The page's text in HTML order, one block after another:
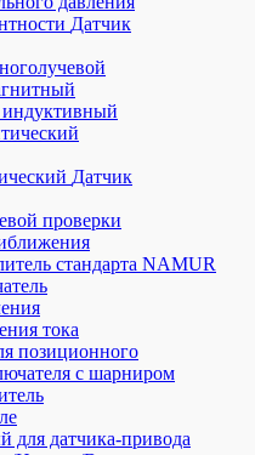
Датчик
Датчик
проверки
стандарта NAMUR
тока
позиционного
с шарниром
для датчика-привода
К